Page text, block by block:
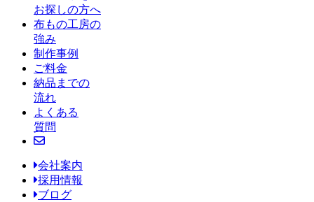
お探しの方へ
布もの工房の
強み
制作事例
ご料金
納品までの
流れ
よくある
質問
会社案内
採用情報
ブログ